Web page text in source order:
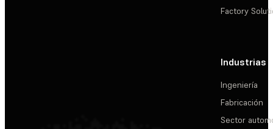
Factory
Industrias
Ingeniería
Fabricación
Sector